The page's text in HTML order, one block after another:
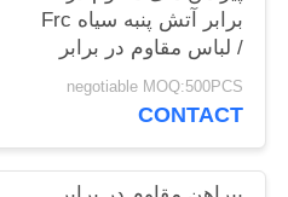
PRIVACY
POLICY
برابر آتش پنبه سیاه Frc
/ لباس مقاوم در برابر
شعله 260gsm
negotiable MOQ:500PCS
CONTACT